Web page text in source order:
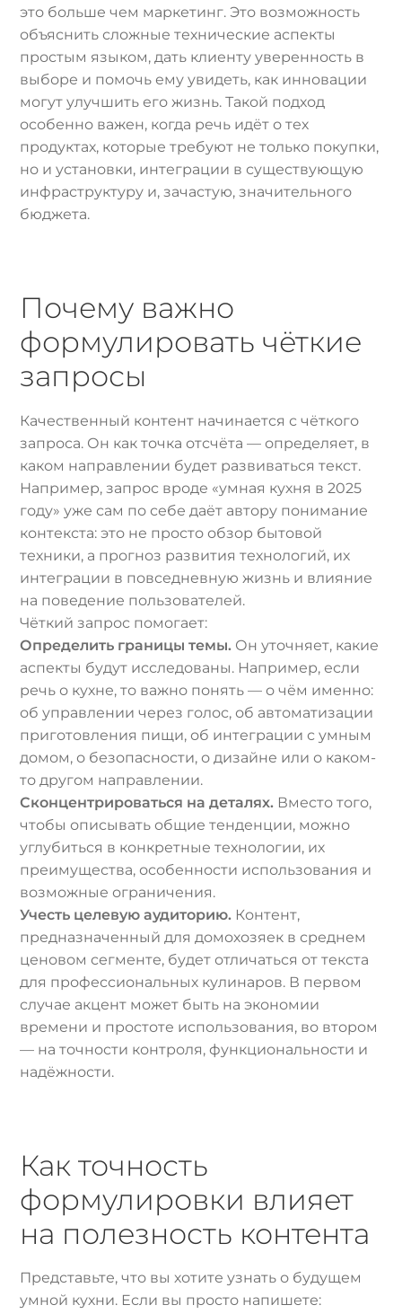
это больше чем маркетинг. Это возможность
объяснить сложные технические аспекты
простым языком, дать клиенту уверенность в
выборе и помочь ему увидеть, как инновации
могут улучшить его жизнь. Такой подход
особенно важен, когда речь идёт о тех
продуктах, которые требуют не только покупки,
но и установки, интеграции в существующую
инфраструктуру и, зачастую, значительного
бюджета.
Почему важно
формулировать чёткие
запросы
Качественный контент начинается с чёткого
запроса. Он как точка отсчёта — определяет, в
каком направлении будет развиваться текст.
Например, запрос вроде «умная кухня в 2025
году» уже сам по себе даёт автору понимание
контекста: это не просто обзор бытовой
техники, а прогноз развития технологий, их
интеграции в повседневную жизнь и влияние
на поведение пользователей.
Чёткий запрос помогает:
Определить границы темы. Он уточняет, какие
аспекты будут исследованы. Например, если
речь о кухне, то важно понять — о чём именно:
об управлении через голос, об автоматизации
приготовления пищи, об интеграции с умным
домом, о безопасности, о дизайне или о каком-
то другом направлении.
Сконцентрироваться на деталях. Вместо того,
чтобы описывать общие тенденции, можно
углубиться в конкретные технологии, их
преимущества, особенности использования и
возможные ограничения.
Учесть целевую аудиторию. Контент,
предназначенный для домохозяек в среднем
ценовом сегменте, будет отличаться от текста
для профессиональных кулинаров. В первом
случае акцент может быть на экономии
времени и простоте использования, во втором
— на точности контроля, функциональности и
надёжности.
Как точность
формулировки влияет
на полезность контента
Представьте, что вы хотите узнать о будущем
умной кухни. Если вы просто напишете: